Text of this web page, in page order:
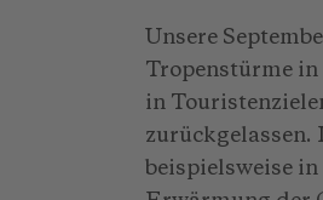
Unsere
Tropenstürme
in
zurückgelassen.
beispielsweise